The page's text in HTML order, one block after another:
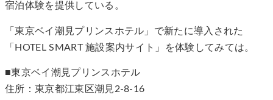
宿泊体験を提供している。
「東京ベイ潮見プリンスホテル」で新たに導入された
「HOTEL SMART 施設案内サイト」を体験してみては。
■東京ベイ潮見プリンスホテル
住所：東京都江東区潮見2-8-16